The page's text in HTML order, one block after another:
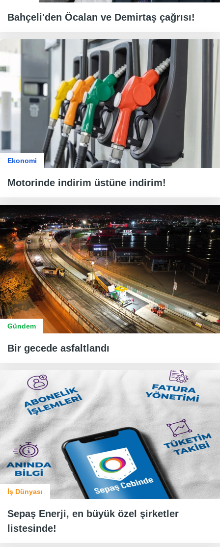
Bahçeli'den Öcalan ve Demirtaş çağrısı!
Ekonomi
Motorinde indirim üstüne indirim!
Gündem
Bir gecede asfaltlandı
İş Dünyası
Sepaş Enerji, en büyük özel şirketler
listesinde!